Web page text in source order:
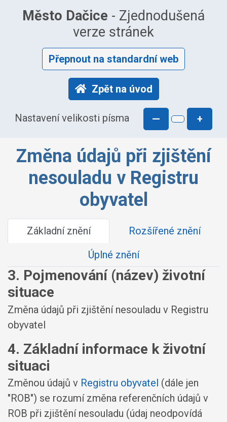
Město Dačice - Zjednodušená
verze stránek
Přepnout na standardní web
Zpět na úvod
Nastavení velikosti písma — +
Změna údajů při zjištění
nesouladu v Registru
obyvatel
Základní znění
Rozšířené znění
Úplné znění
3. Pojmenování (název) životní
situace
Změna údajů při zjištění nesouladu v Registru
obyvatel
4. Základní informace k životní
situaci
Změnou údajů v Registru obyvatel (dále jen
"ROB") se rozumí změna referenčních údajů v
ROB při zjištění nesouladu (údaj neodpovídá